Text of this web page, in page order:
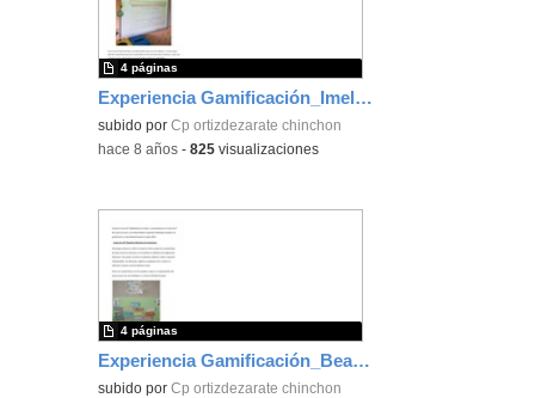
Experiencia Gamificación_Imelda Silva
subido porCp ortizdezarate chinchon
4 páginas
-hace 8 años -825 visualizaciones
Experiencia Gamificación_Beatriz Page
subido porCp ortizdezarate chinchon
4 páginas